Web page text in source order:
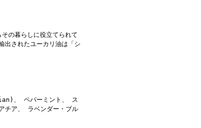
の暮らしに役立てられて
出されたユーカリ油は「シ
、 ペパーミント、 ス
チア、 ラベンダー・ブル